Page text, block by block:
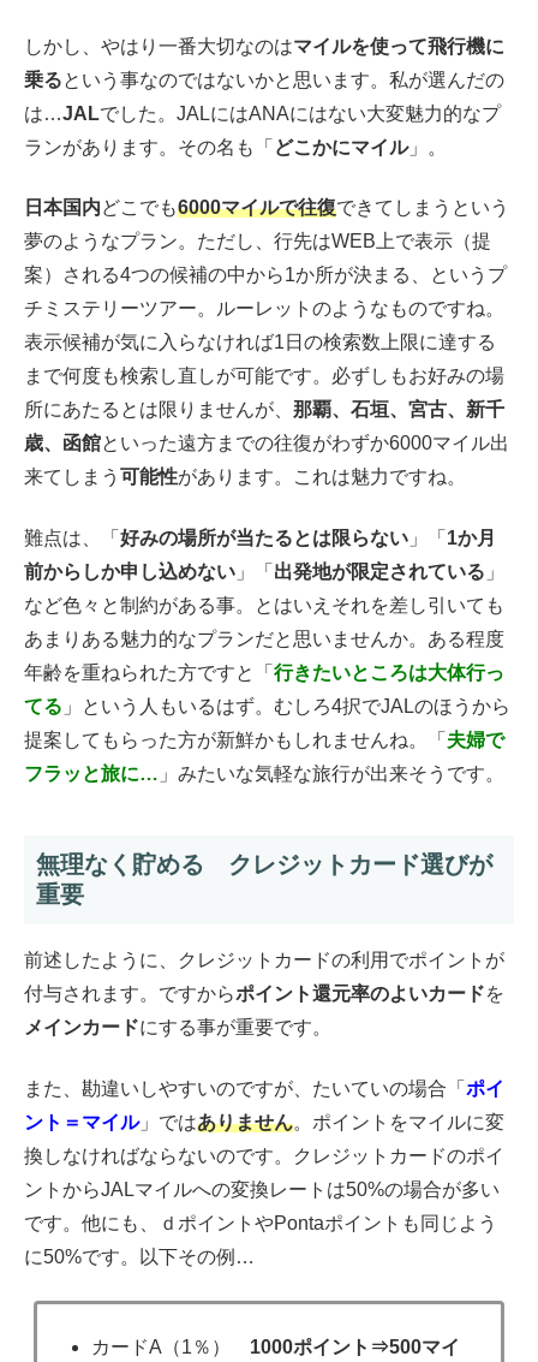
しかし、やはり一番大切なのはマイルを使って飛行機に
乗るという事なのではないかと思います。私が選んだの
は…JALでした。JALにはANAにはない大変魅力的なプ
ランがあります。その名も「 どこかにマイル」。
日本国内どこでも6000マイルで往復できてしまうという
夢のようなプラン。ただし、行先はWEB上で表示（提
案）される4つの候補の中から1か所が決まる、というプ
チミステリーツアー。ルーレットのようなものですね。
表示候補が気に入らなければ1日の検索数上限に達する
まで何度も検索し直しが可能です。必ずしもお好みの場
所にあたるとは限りませんが、 那覇、石垣、宮古、新千
歳、函館といった遠方までの往復がわずか6000マイル出
来てしまう 可能性があります。これは魅力ですね。
難点は、「 好みの場所が当たるとは限らない 」「 1か月
前からしか申し込めない 」「 出発地が限定されている 」
など色々と制約がある事。とはいえそれを差し引いても
あまりある魅力的なプランだと思いませんか。ある程度
年齢を重ねられた方ですと「 行きたいところは大体行っ
てる 」という人もいるはず。むしろ4択でJALのほうから
提案してもらった方が新鮮かもしれませんね。「 夫婦で
フラッと旅に… 」みたいな気軽な旅行が出来そうです。
無理なく貯める クレジットカード選びが
重要
前述したように、クレジットカードの利用でポイントが
付与されます。ですからポイント還元率のよいカードを
メインカードにする事が重要です。
また、勘違いしやすいのですが、たいていの場合「 ポイ
ント＝マイル」ではありません。ポイントをマイルに変
換しなければならないのです。クレジットカードのポイ
ントからJALマイルへの変換レートは50%の場合が多い
です。他にも、ｄポイントやPontaポイントも同じよう
に50%です。以下その例…
カードA（1％） 1000ポイント⇒500マイ